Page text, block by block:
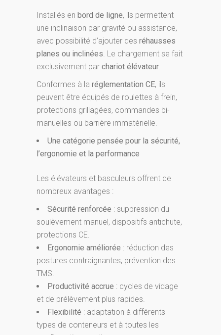
Installés en bord de ligne, ils permettent
une inclinaison par gravité ou assistance,
avec possibilité d’ajouter des réhausses
planes ou inclinées. Le chargement se fait
exclusivement par chariot élévateur.
Conformes à la réglementation CE, ils
peuvent être équipés de roulettes à frein,
protections grillagées, commandes bi-
manuelles ou barrière immatérielle.
Une catégorie pensée pour la sécurité,
l’ergonomie et la performance
Les élévateurs et basculeurs offrent de
nombreux avantages :
Sécurité renforcée : suppression du
soulèvement manuel, dispositifs antichute,
protections CE.
Ergonomie améliorée : réduction des
postures contraignantes, prévention des
TMS.
Productivité accrue : cycles de vidage
et de prélèvement plus rapides.
Flexibilité : adaptation à différents
types de conteneurs et à toutes les